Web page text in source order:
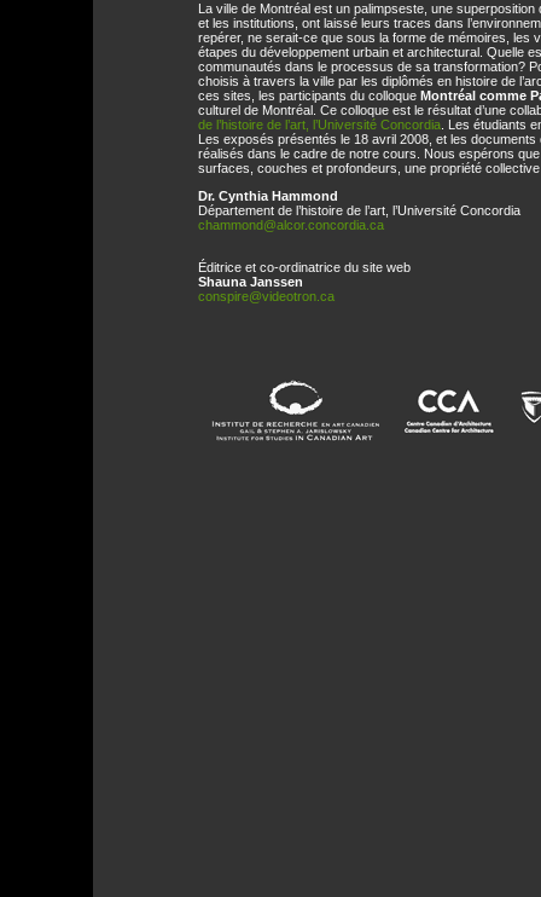
La ville de Montréal est un palimpseste, une
et les institutions, ont laissé leurs traces dans
repérer, ne serait-ce que sous la forme de mémoires, les
étapes du développement urbain et architectural. Quelle
communautés dans le processus de sa transformation?
choisis à travers la ville par les diplômés en histoire de
ces sites, les participants du colloque Montréal comme
culturel de Montréal. Ce colloque est le résultat d’une
de l’histoire de l’art, l’Université Concordia. Les étudiants
Les exposés présentés le 18 avril 2008, et les
réalisés dans le cadre de notre cours. Nous espérons
surfaces, couches et profondeurs, une propriété
Dr. Cynthia Hammond
Département de l’histoire de l’art, l’Université Concordia
chammond@alcor.concordia.ca
Éditrice et co-ordinatrice du site web
Shauna Janssen
conspire@videotron.ca